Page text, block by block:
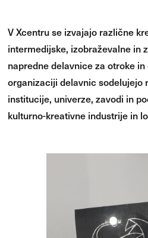
V Xcentru se izvajajo različne
intermedijske, izobraževalne in
napredne delavnice za otroke in
organizaciji delavnic sodelujejo
institucije, univerze, zavodi in
kulturno-kreativne industrije in